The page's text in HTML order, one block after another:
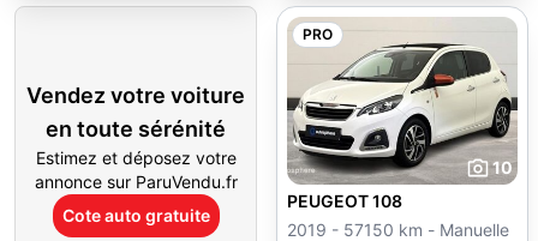
Vendez votre voiture
en toute sérénité
Estimez et déposez votre
annonce sur ParuVendu.fr
Cote auto gratuite
PRO
10
PEUGEOT 108
2019 - 57150 km - Manuelle